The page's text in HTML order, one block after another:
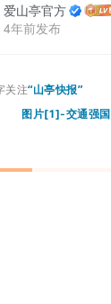
爱山亭官方
4年前发布
关注“山亭快报”